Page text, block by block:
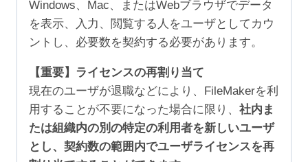
Windows、Mac、またはWebブラウザでデータ
を表示、入力、閲覧する人をユーザとしてカウ
ントし、必要数を契約する必要があります。
【重要】ライセンスの再割り当て
現在のユーザが退職などにより、FileMakerを利
用することが不要になった場合に限り、 社内ま
たは組織内の別の特定の利用者を新しいユーザ
とし、契約数の範囲内でユーザライセンスを再